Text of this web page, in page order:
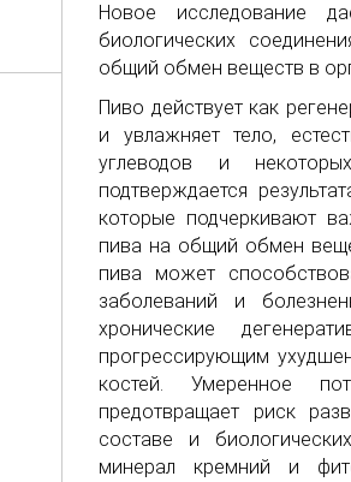
Новое исследование
биологических
общий обмен веществ в
Пиво действует как
и увлажняет тело,
углеводов и
подтверждается
которые подчеркивают
пива на общий обмен
пива может
заболеваний и
хронические
прогрессирующим
костей. Умеренное
предотвращает риск
составе и
минерал кремний и